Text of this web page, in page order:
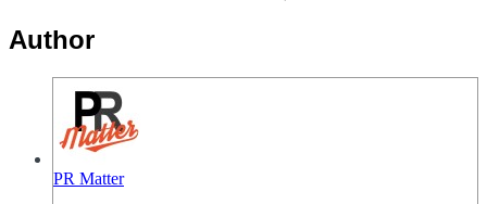
Author
PR Matter